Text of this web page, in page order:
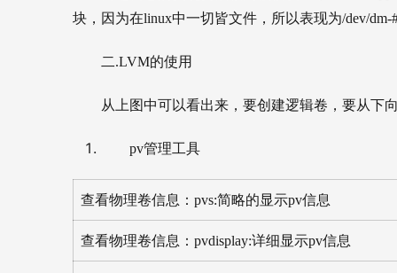
块，因为在linux中一切皆文件，所以表现为/dev/dm-
二.LVM的使用
从上图中可以看出来，要创建逻辑卷，要从下
pv管理工具
查看物理卷信息：pvs:简略的显示pv信息
查看物理卷信息：pvdisplay:详细显示pv信息